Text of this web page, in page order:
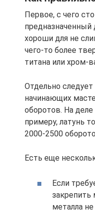
Первое, с чего
предназначенный
хороши для не
чего-то более
титана или хром-
Отдельно
начинающих
оборотов. На
примеру, латунь
2000-2500
Есть еще
Если
закрепить
металла